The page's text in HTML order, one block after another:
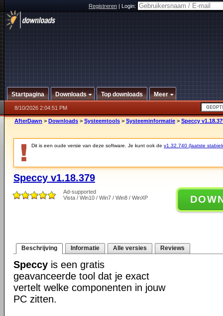
Registreren|Login:
Startpagina Downloads Top downloads Meer
8/10/2026 2:04:51 PM
AfterDawn > Downloads > Systeemtools > Systeeminformatie > Speccy
Dit is een oude versie van deze software. Je kunt ook de v1.32.740 (laatste
Speccy v1.18.379
Ad-supported
Vista / Win10 / Win7 / Win8 / WinXP
Beschrijving Informatie Alle versies Reviews
Speccy is een gratis
geavanceerde tool dat je exact
vertelt welke componenten in jouw
PC zitten.